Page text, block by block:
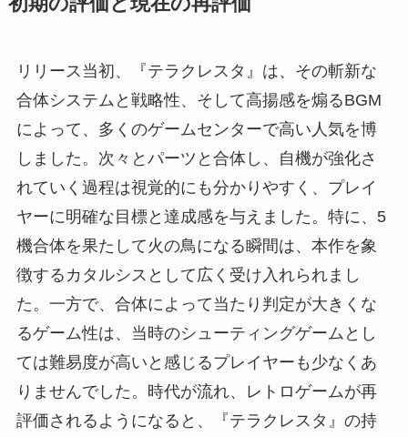
リリース当初、『テラクレスタ』は、その斬新な
合体システムと戦略性、そして高揚感を煽るBGM
によって、多くのゲームセンターで高い人気を博
しました。次々とパーツと合体し、自機が強化さ
れていく過程は視覚的にも分かりやすく、プレイ
ヤーに明確な目標と達成感を与えました。特に、5
機合体を果たして火の鳥になる瞬間は、本作を象
徴するカタルシスとして広く受け入れられまし
た。一方で、合体によって当たり判定が大きくな
るゲーム性は、当時のシューティングゲームとし
ては難易度が高いと感じるプレイヤーも少なくあ
りませんでした。時代が流れ、レトロゲームが再
評価されるようになると、『テラクレスタ』の持